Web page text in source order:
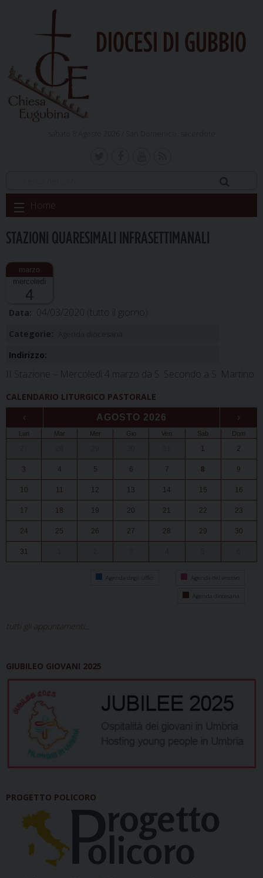
DIOCESI DI GUBBIO
Skip
to
Home
STAZIONI QUARESIMALI INFRASETTIMANALI
mercoledì
4
Data: 04/03/2020 (tutto il giorno)
Categorie:
Indirizzo:
II Stazione – Mercoledì 4 marzo da S. Secondo a S. Martino
CALENDARIO LITURGICO PASTORALE
‹ AGOSTO 2026 ›
Lun Mar Mer Gio Ven Sab Dom
1 2
3 4 5 6 7 8 9
10 11 12 13 14 15 16
17 18 19 20 21 22 23
24 25 26 27 28 29 30
31
Agenda degli uffici Agenda del vescovo
Agenda diocesana
tutti gli appuntamenti...
GIUBILEO GIOVANI 2025
PROGETTO POLICORO